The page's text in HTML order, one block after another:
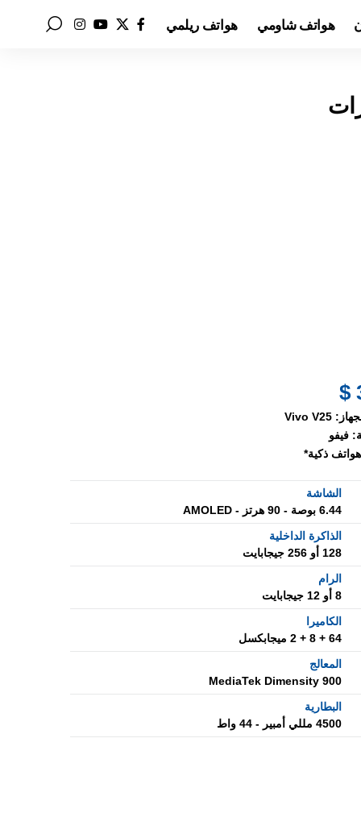
هواتف شاومي هواتف ريلمي
Vivo V25
فيفو
هواتف ذكية*
الشاشة
6.44 بوصة - 90 هرتز - AMOLED
الذاكرة الداخلية
128 أو 256 جيجابايت
الرام
8 أو 12 جيجابايت
الكاميرا
64 + 8 + 2 ميجابكسل
المعالج
MediaTek Dimensity 900
البطارية
4500 مللي أمبير - 44 واط